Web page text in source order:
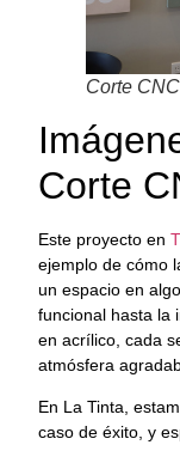
Corte
Corte
Este proyecto en
ejemplo de cómo
un espacio en
funcional hasta la
en acrílico, cada
atmósfera
En La Tinta,
caso de éxito, y